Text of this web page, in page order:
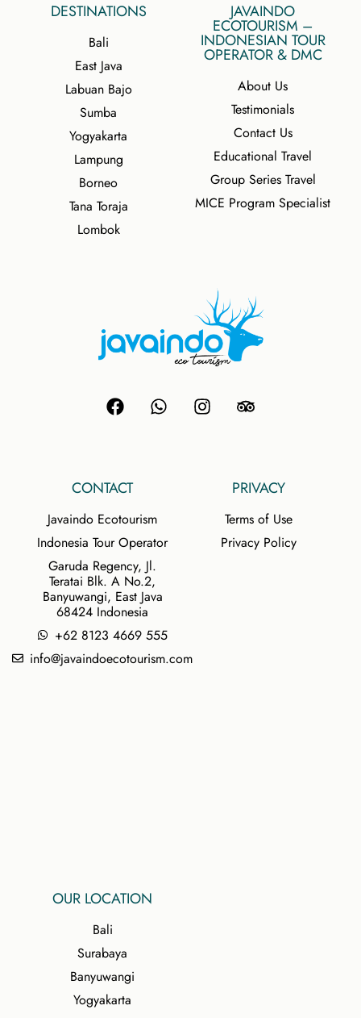
DESTINATIONS
Bali
East Java
Labuan Bajo
Sumba
Yogyakarta
Lampung
Borneo
Tana Toraja
Lombok
JAVAINDO
ECOTOURISM –
INDONESIAN TOUR
OPERATOR & DMC
About Us
Testimonials
Contact Us
Educational Travel
Group Series Travel
MICE Program Specialist
CONTACT
Javaindo Ecotourism
Indonesia Tour Operator
Garuda Regency, Jl.
Teratai Blk. A No.2,
Banyuwangi, East Java
68424 Indonesia
+62 8123 4669 555
info@javaindoecotourism.com
PRIVACY
Terms of Use
Privacy Policy
OUR LOCATION
Bali
Surabaya
Banyuwangi
Yogyakarta